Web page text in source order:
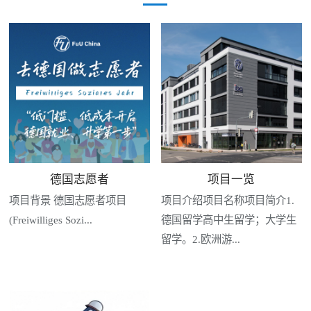
德国志愿者
项目背景 德国志愿者项目
(Freiwilliges Sozi...
项目一览
项目介绍项目名称项目简介1.
德国留学高中生留学；大学生
留学。2.欧洲游...